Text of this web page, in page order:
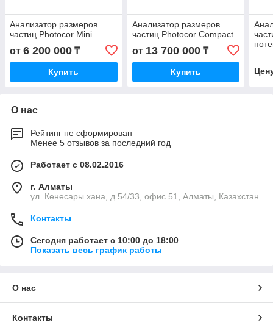
Анализатор размеров
частиц Photocor Mini
от 6 200 000 ₸
Купить
Анализатор размеров
частиц Photocor Compact
от 13 700 000₸
Купить
О нас
Рейтинг не сформирован
Менее 5 отзывов за последний год
Работает с 08.02.2016
г. Алматы
ул. Кенесары хана, д.54/33, офис 51, Алматы, Казахстан
Контакты
Сегодня работает с 10:00 до 18:00
Показать весь график работы
О нас
Контакты